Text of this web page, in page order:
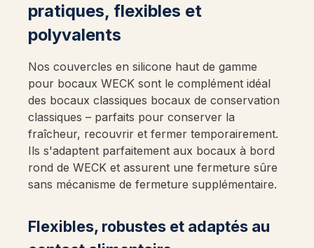
pratiques, flexibles et
polyvalents
Nos couvercles en silicone haut de gamme
pour bocaux WECK sont le complément idéal
des bocaux classiques bocaux de conservation
classiques – parfaits pour conserver la
fraîcheur, recouvrir et fermer temporairement.
Ils s'adaptent parfaitement aux bocaux à bord
rond de WECK et assurent une fermeture sûre
sans mécanisme de fermeture supplémentaire.
Flexibles, robustes et adaptés au